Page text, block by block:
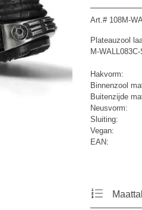
Art.# 108M-
Plateauzool
M-WALL083C-
Hakvorm:
Binnenzool
Buitenzijde
Neusvorm:
Sluiting:
Vegan:
EAN: